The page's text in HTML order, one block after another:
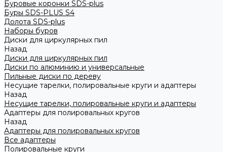
Буровые коронки SDS-plus
Буры SDS-PLUS S4
Долота SDS-plus
Наборы буров
Диски для циркулярных пил
Назад
Диски для циркулярных пил
Диски по алюминию и универсальные
Пильные диски по дереву
Несущие тарелки, полировальные круги и адаптеры
Назад
Несущие тарелки, полировальные круги и адаптеры
Адаптеры для полировальных кругов
Назад
Адаптеры для полировальных кругов
Все адаптеры
Полировальные круги